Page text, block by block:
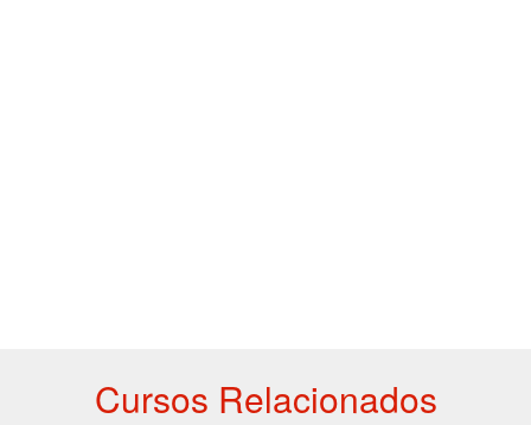
Cursos Relacionados